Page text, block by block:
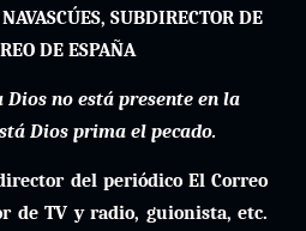
SUBDIRECTOR DE
DE ESPAÑA
Dios no está presente en la
Dios prima el pecado.
del periódico El Correo
de TV y radio, guionista, etc.